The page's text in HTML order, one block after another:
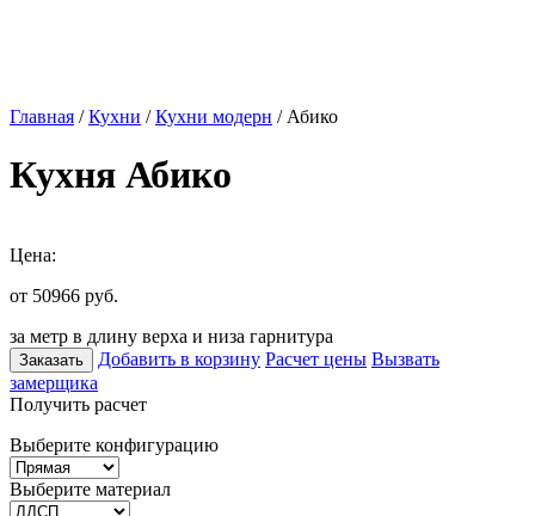
Главная /Кухни /Кухни модерн / Абико
Кухня Абико
Цена:
от 50966 руб.
за метр в длину верха и низа гарнитура
Заказать Добавить в корзину Расчет цены Вызвать
замерщика
Получить расчет
Выберите конфигурацию
Выберите материал